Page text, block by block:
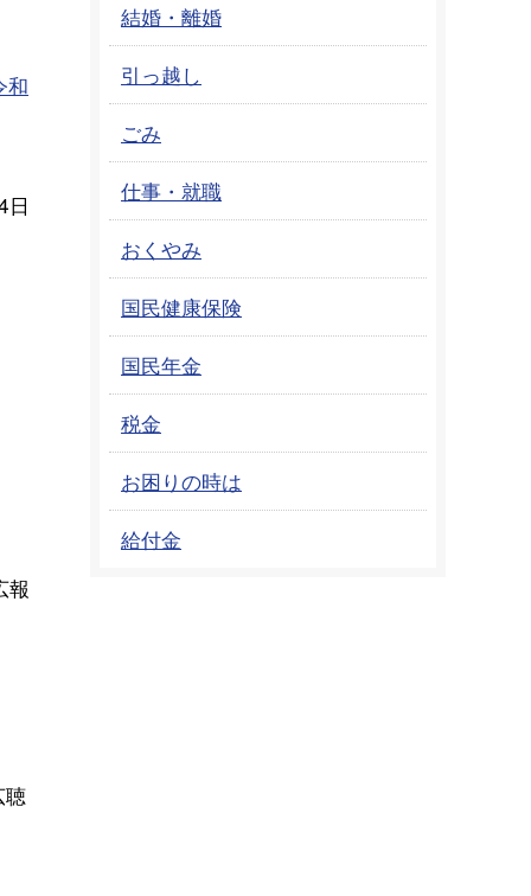
和
日
報
聴
結婚・離婚
引っ越し
ごみ
仕事・就職
おくやみ
国民健康保険
国民年金
税金
お困りの時は
給付金